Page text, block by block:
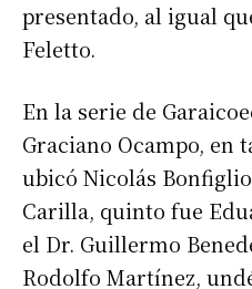
presentado, al igual
Feletto.
En la serie de
Graciano Ocampo, en
ubicó Nicolás
Carilla, quinto fue
el Dr. Guillermo
Rodolfo Martínez,